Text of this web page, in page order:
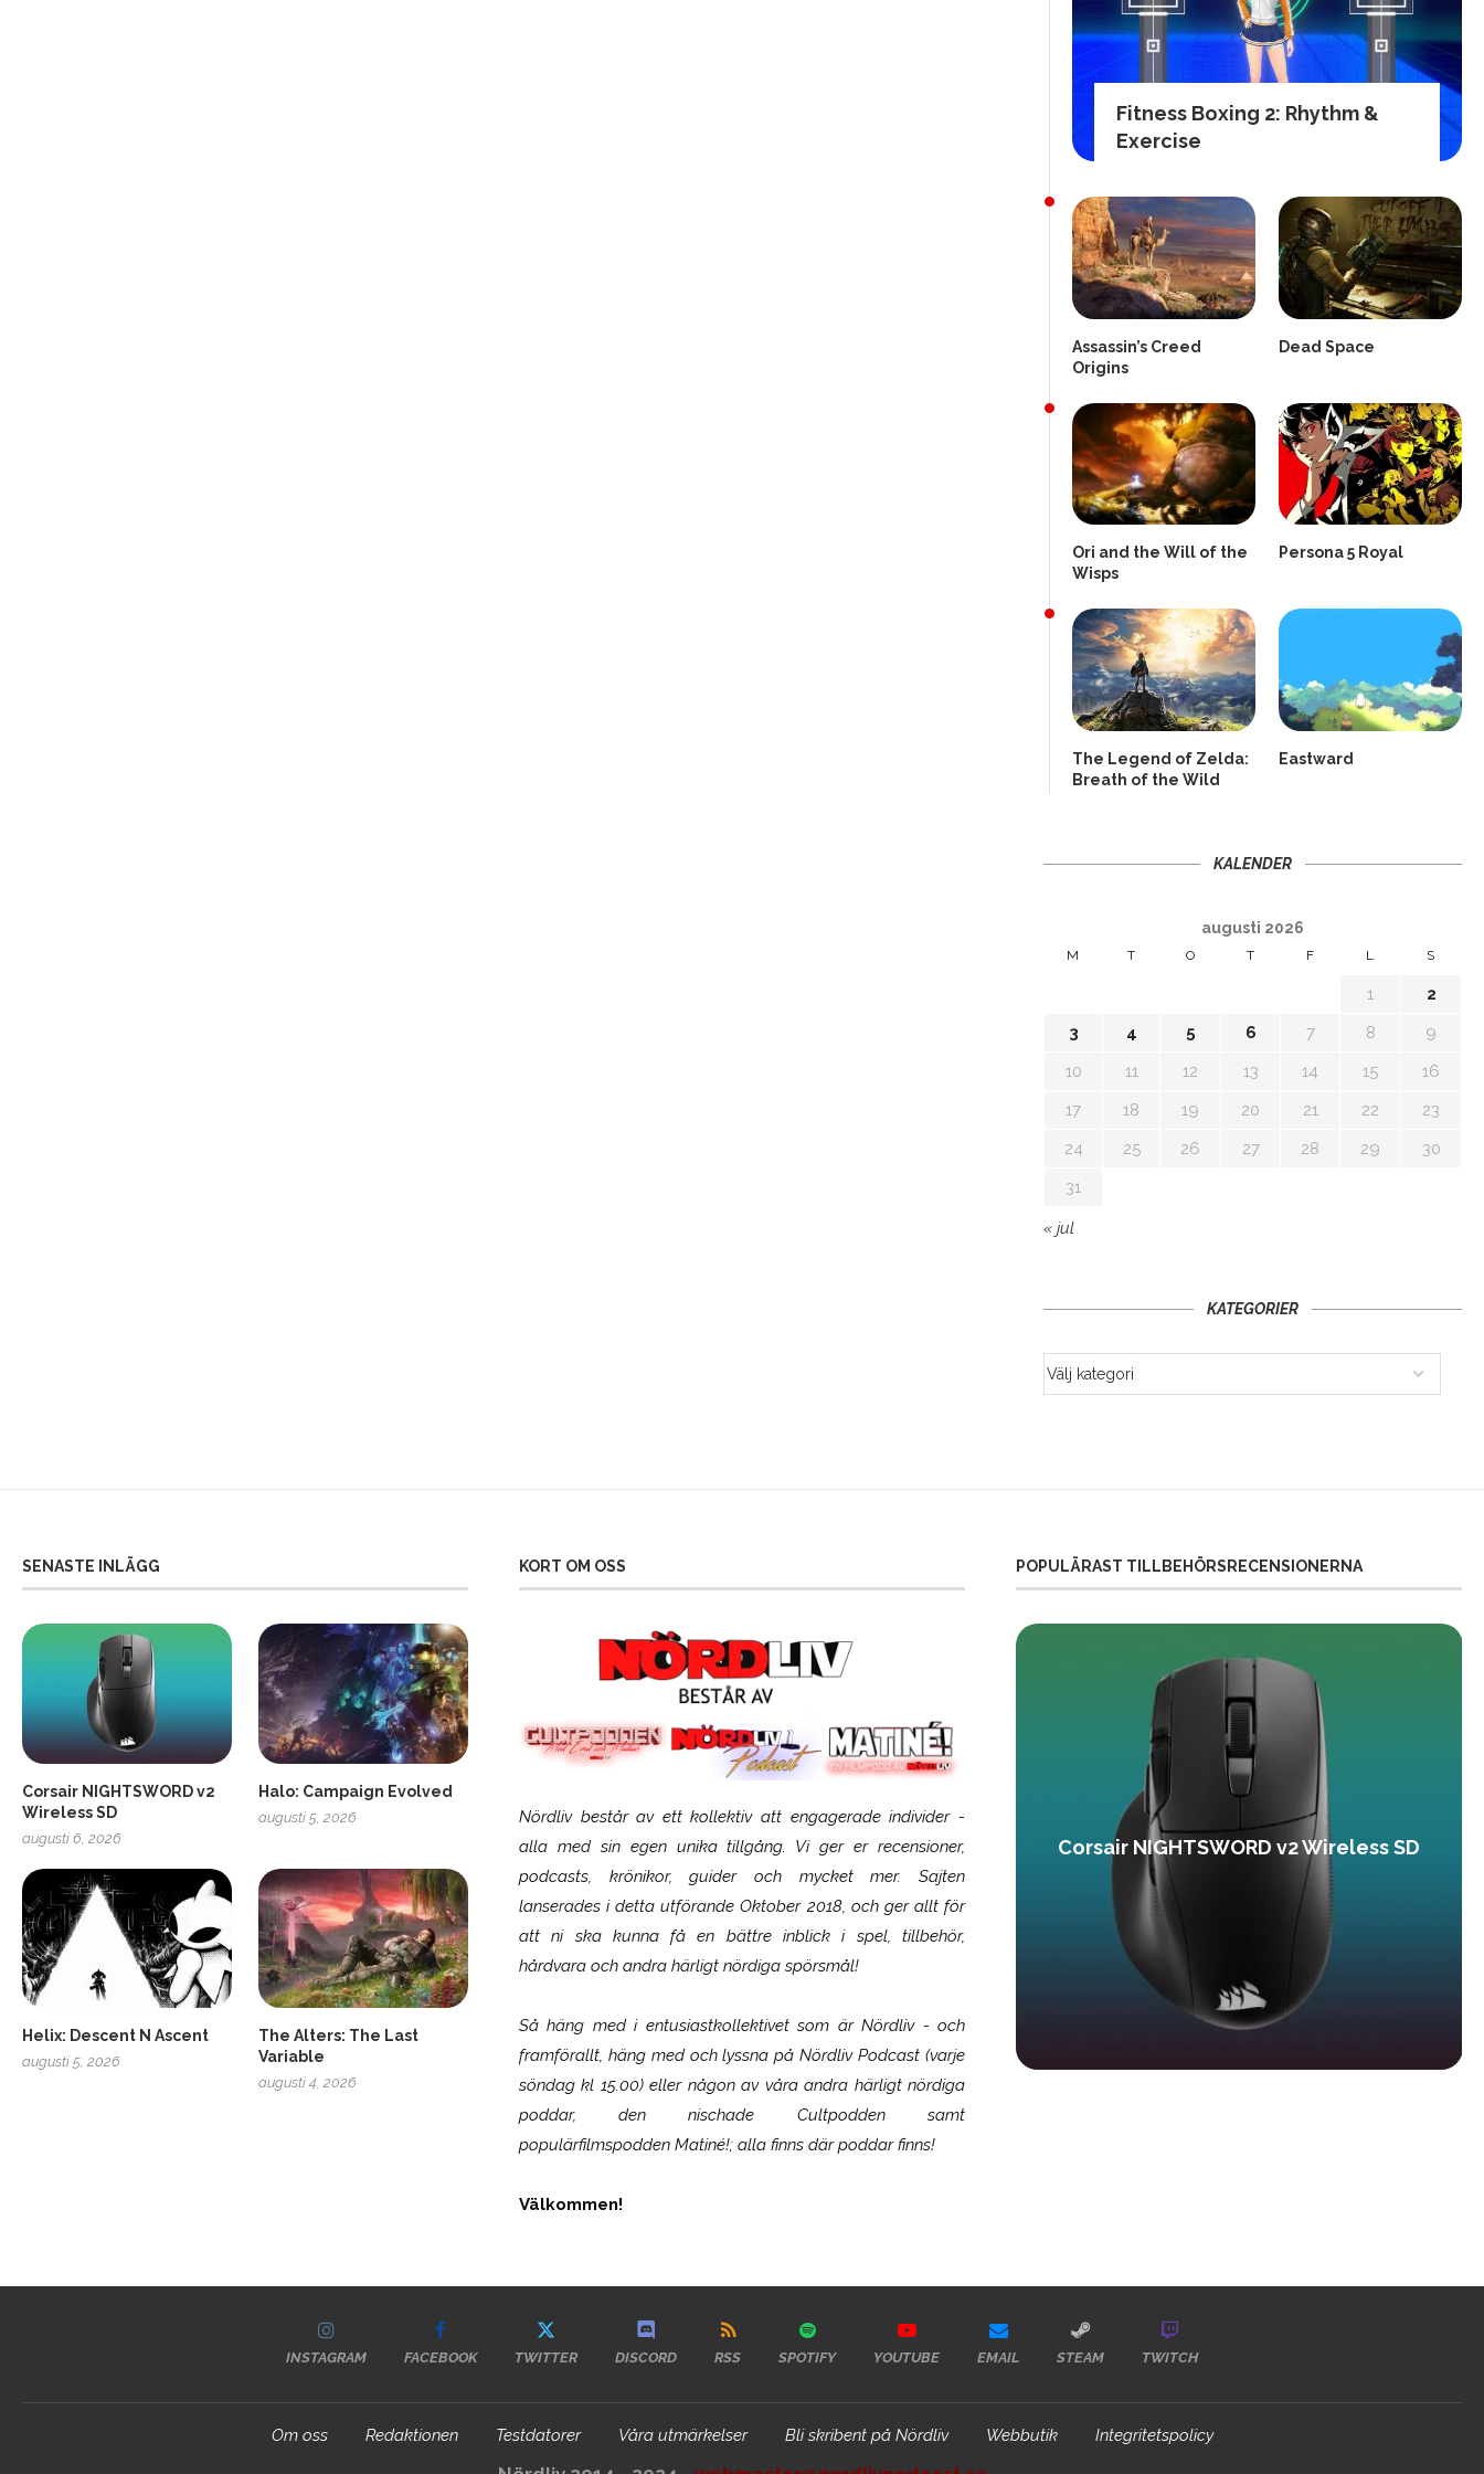
Fitness Boxing 2: Rhythm &
Exercise
Assassin’s Creed
Origins
Dead Space
Ori and the Will of the
Wisps
Persona 5 Royal
The Legend of Zelda:
Breath of the Wild
Eastward
KALENDER
augusti 2026
M T O T F L S
1
2
3
4 5 6 7 8
9
10
11 12 13 14 15
16
17
18 19 20 21 22
23
24
25 26 27 28 29
30
31
« jul
KATEGORIER
SENASTE INLÄGG
Corsair NIGHTSWORD v2
Wireless SD
augusti 6, 2026
Halo: Campaign Evolved
augusti 5, 2026
Helix: Descent N Ascent
augusti 5, 2026
The Alters: The Last
Variable
augusti 4, 2026
KORT OM OSS
Nördliv består av ett kollektiv att engagerade individer -
alla med sin egen unika tillgång. Vi ger er recensioner,
podcasts, krönikor, guider och mycket mer. Sajten
lanserades i detta utförande Oktober 2018, och ger allt för
att ni ska kunna få en bättre inblick i spel, tillbehör,
hårdvara och andra härligt nördiga spörsmål!
Så häng med i entusiastkollektivet som ärNördliv- och
framförallt, häng med och lyssna på Nördliv Podcast (varje
söndag kl 15.00) eller någon av våra andra härligt nördiga
poddar, den nischade Cultpodden samt
populärfilmspodden Matiné!; alla finns där poddar finns!
Välkommen!
POPULÄRAST TILLBEHÖRSRECENSIONERNA
SCUF Gaming Omega Corsair NIGHTSWORD v2 Wireless SD
INSTAGRAM FACEBOOK TWITTER DISCORD RSS SPOTIFY YOUTUBE EMAIL STEAM TWITCH
Om oss Redaktionen Testdatorer Våra utmärkelser Bli skribent på Nördliv Webbutik Integritetspolicy